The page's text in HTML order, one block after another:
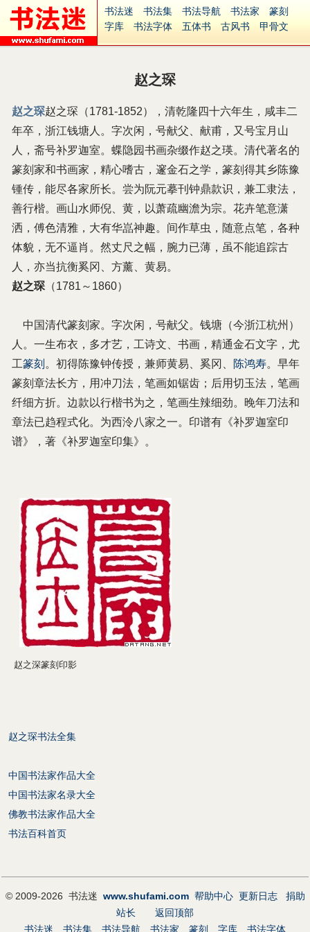
书法迷 书法集 书法导航 书法家
篆刻
字库
书法字体 五体书 古风书
甲骨文
字形 大字
中医 象棋
字体下载
免费字体 中文字体
英文字体
Ai矢量
P图宝 南无阿弥陀佛
意见反馈
安全网站
捐赠 繁體版
赵之琛
赵之琛赵之琛（1781-1852），清乾隆四十六年生，咸丰二
年卒，浙江钱塘人。字次闲，号献父、献甫，又号宝月山
人，斋号补罗迦室。蝶隐园书画杂缀作赵之瑛。清代著名的
篆刻家和书画家，精心嗜古，邃金石之学，篆刻得其乡陈豫
锺传，能尽各家所长。尝为阮元摹刊钟鼎款识，兼工隶法，
善行楷。画山水师倪、黄，以萧疏幽澹为宗。花卉笔意潇
洒，傅色清雅，大有华嵓神趣。间作草虫，随意点笔，各种
体貌，无不逼肖。然丈尺之幅，腕力已薄，虽不能追踪古
人，亦当抗衡奚冈、方薰、黄易。
赵之琛 （1781～1860）
中国清代篆刻家。字次闲，号献父。钱塘（今浙江杭州）
人。一生布衣，多才艺，工诗文、书画，精通金石文字，尤
工篆刻 。初得陈豫钟传授，兼师黄易、奚冈、 陈鸿寿。早年
篆刻章法长方，用冲刀法，笔画如锯齿；后用切玉法，笔画
纤细方折。边款以行楷书为之，笔画生辣细劲。晚年刀法和
章法已趋程式化。为西泠八家之一。印谱有《补罗迦室印
谱》，著《补罗迦室印集》。
赵之深篆刻印影
赵之琛书法全集
中国书法家作品大全
中国书法家名录大全
佛教书法家作品大全
书法百科首页
© 2009-2026 书法迷 www.shufami.com 帮助中心 更新日志
捐助
站长
返回顶部
书法迷
书法集 书法导航 书法家 篆刻 字库 书法字体